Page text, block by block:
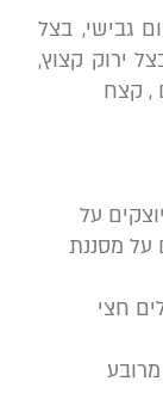
בצל
קצוץ,
על
מסננת
חצי